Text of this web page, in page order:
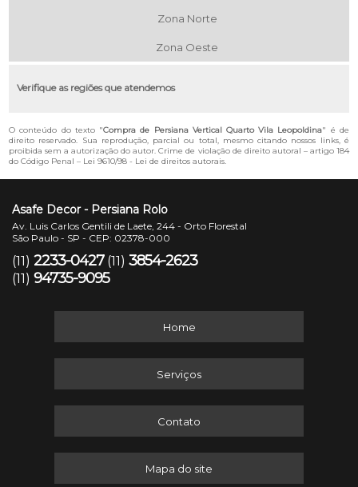
Zona Norte
Zona Oeste
Verifique as regiões que atendemos
O conteúdo do texto "Compra de Persiana Vertical Quarto Vila Leopoldina" é de
direito reservado. Sua reprodução, parcial ou total, mesmo citando nossos links, é
proibida sem a autorização do autor. Crime de violação de direito autoral – artigo 184
do Código Penal – Lei 9610/98 - Lei de direitos autorais.
Asafe Decor - Persiana Rolo
Av. Luis Carlos Gentili de Laete, 244 - Orto Florestal
São Paulo - SP - CEP: 02378-000
(11) 2233-0427 (11) 3854-2623
(11) 94735-9095
Home
Serviços
Contato
Mapa do site